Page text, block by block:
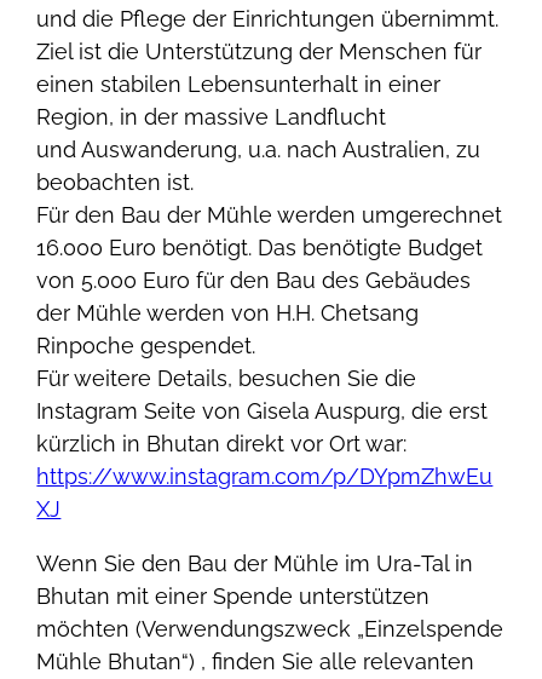
und die Pflege der Einrichtungen übernimmt.
Ziel ist die Unterstützung der Menschen für
einen stabilen Lebensunterhalt in einer
Region, in der massive Landflucht
und Auswanderung, u.a. nach Australien, zu
beobachten ist.
Für den Bau der Mühle werden umgerechnet
16.000 Euro benötigt. Das benötigte Budget
von 5.000 Euro für den Bau des Gebäudes
der Mühle werden von H.H. Chetsang
Rinpoche gespendet.
Für weitere Details, besuchen Sie die
Instagram Seite von Gisela Auspurg, die erst
kürzlich in Bhutan direkt vor Ort war:
https://www.instagram.com/p/DYpmZhwEu
XJ
Wenn Sie den Bau der Mühle im Ura-Tal in
Bhutan mit einer Spende unterstützen
möchten (Verwendungszweck „Einzelspende
Mühle Bhutan“) , finden Sie alle relevanten